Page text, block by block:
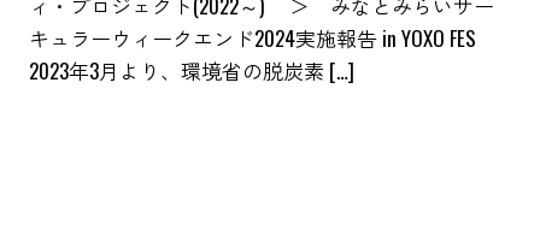
キュラーウィークエンド2024実施報告 in YOXO FES
2023年3月より、環境省の脱炭素 […]